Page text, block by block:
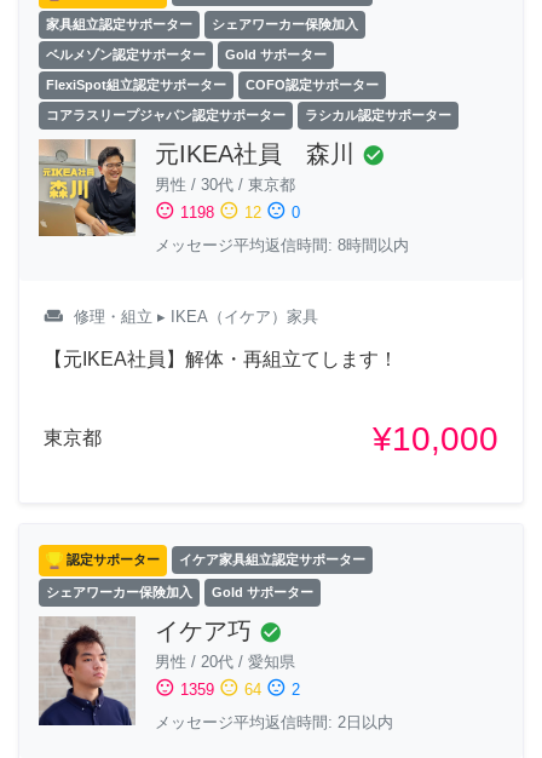
家具組立認定サポーター シェアワーカー保険加入
ベルメゾン認定サポーター Gold サポーター
FlexiSpot組立認定サポーター COFO認定サポーター
コアラスリープジャパン認定サポーター ラシカル認定サポーター
元IKEA社員 森川 check_circle
男性 / 30代 / 東京都
sentiment_satisfied 1198 sentiment_neutral 12 sentiment_dissatisfied 0
メッセージ平均返信時間: 8時間以内
weekend 修理・組立 ▸ IKEA（イケア）家具
【元IKEA社員】解体・再組立てします！
東京都 ¥10,000
認定サポーター イケア家具組立認定サポーター
シェアワーカー保険加入 Gold サポーター
イケア巧 check_circle
男性 / 20代 / 愛知県
sentiment_satisfied 1359 sentiment_neutral 64 sentiment_dissatisfied 2
メッセージ平均返信時間: 2日以内